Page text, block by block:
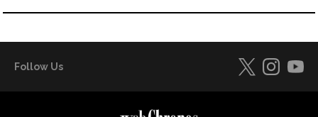
Follow Us